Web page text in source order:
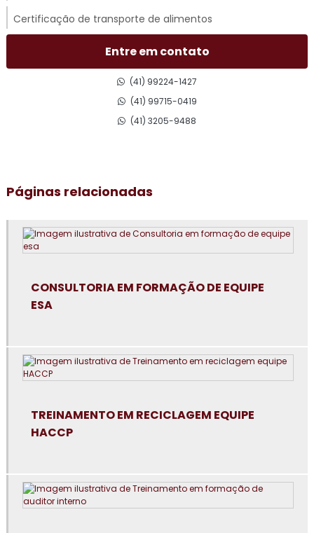
Certificação de transporte de alimentos
Certificado gmp para transporte rodoviário
Consultoria em acompanhamento de auditoria externa
Consultoria em adequação para acreditação na iso 17025
organizacional
Consultoria em auditoria de fornecedores
Consultoria em auditoria interna da norma FSSC 22000
Consultoria em boas práticas em laboratórios
Consultoria para certificação GMP+2020
qualidade
Entre em contato
(41) 99224-1427
(41) 99715-0419
(41) 3205-9488
Páginas relacionadas
CONSULTORIA EM FORMAÇÃO DE EQUIPE
ESA
TREINAMENTO EM RECICLAGEM EQUIPE
HACCP